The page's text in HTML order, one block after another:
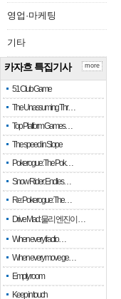
영업·마케팅
기타
카자흐 특집기사
51 Club Game
The Unassuming Thr…
Top Platform Games…
The speed in Slope
Pokerogue: The Pok…
Snow Rider: Endles…
Re: Pokerogue: The…
Drive Mad: 물리 엔진이 …
When every fractio…
When every move ge…
Empty room
Keep in touch
more